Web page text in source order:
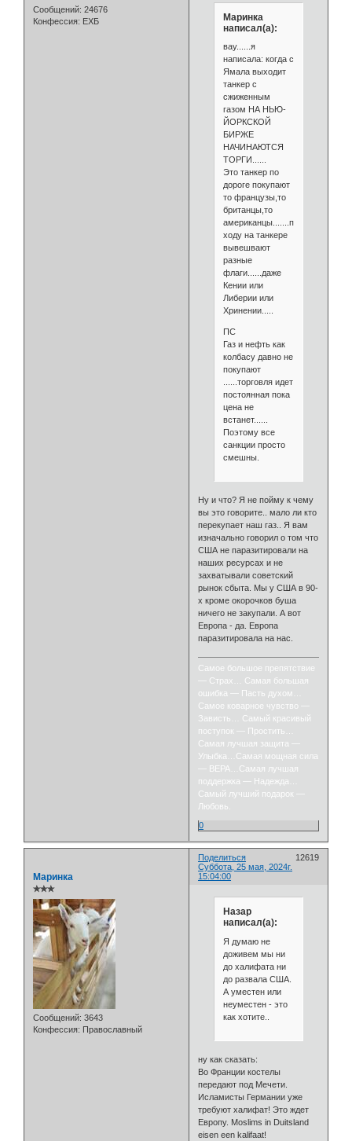
Сообщений: 24676
Конфессия: ЕХБ
Маринка
написал(а):
вау......я
написала: когда с
Ямала выходит
танкер с
сжиженным
газом НА НЬЮ-
ЙОРКСКОЙ
БИРЖЕ
НАЧИНАЮТСЯ
ТОРГИ......
Это танкер по
дороге покупают
то французы,то
британцы,то
американцы.......по
ходу на танкере
вывешвают
разные
флаги......даже
Кении или
Либерии или
Хринении.....
ПС
Газ и нефть как
колбасу давно не
покупают
......торговля идет
постоянная пока
цена не
встанет......
Поэтому все
санкции просто
смешны.
Ну и что? Я не пойму к чему
вы это говорите.. мало ли кто
перекупает наш газ.. Я вам
изначально говорил о том что
США не паразитировали на
наших ресурсах и не
захватывали советский
рынок сбыта. Мы у США в 90-
х кроме окорочков буша
ничего не закупали. А вот
Европа - да. Европа
паразитировала на нас.
Самое большое препятствие
— Страх… Самая большая
ошибка — Пасть духом…
Самое коварное чувство —
Зависть… Самый красивый
поступок — Простить…
Самая лучшая защита —
Улыбка…Самая мощная сила
— ВЕРА…Самая лучшая
поддержка — Надежда…
Самый лучший подарок —
Любовь.
0
Поделиться
12619
Суббота, 25 мая, 2024г.
15:04:00
Маринка
✯✯✯
Сообщений: 3643
Конфессия: Православный
Назар
написал(а):
Я думаю не
доживем мы ни
до халифата ни
до развала США.
А уместен или
неуместен - это
как хотите..
ну как сказать:
Во Франции костелы
передают под Мечети.
Исламисты Германии уже
требуют халифат! Это ждет
Европу. Moslims in Duitsland
eisen een kalifaat!